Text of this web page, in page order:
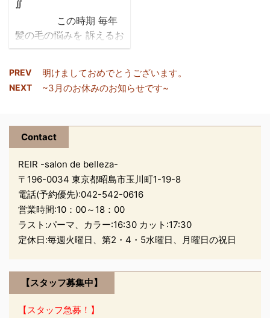
のに お掃除を念入りにし
たり お湯を使った
り・・・・・・ いつも
に たまにはご褒美をあげ
てみませんか(?_?) とて
は滅多に切れないです！
ここまで伸ばすという
方は、ほんとに少ないで
∬
この時期 毎年
髪の毛の悩みを 訴えるお
客様が多くなります(＠
ฺﾟ+｡+ﾟฺﾟ+｡+ﾟ☂ฺﾟ
+｡+ﾟ☃ฺﾟ+｡+ﾟฺﾟ+｡+ﾟฺﾟ+｡
雨と暑さとで 湿気せ広
がってしまったり
紫外線で頭皮や 髪の毛
が痛んでしまったり
ฺﾟ+｡+ﾟฺﾟ+｡+ﾟ☂ฺﾟ
+｡+ﾟ☃ฺﾟ+｡+ﾟฺﾟ+｡+ﾟฺﾟ+｡
と ...
PREV 明けましておめでとうございます。
NEXT ~3月のお休みのお知らせです~
Contact
REIR -salon de belleza-
〒196-0034 東京都昭島市玉川町1-19-8
電話(予約優先):042-542-0616
営業時間:10：00～18：00
ラスト:パーマ、カラー:16:30 カット:17:30
定休日:毎週火曜日、第2・4・5水曜日、月曜日の祝日
【スタッフ募集中】
【スタッフ急募！】